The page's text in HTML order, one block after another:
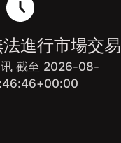
進行市場交易
讯 截至 2026-08-